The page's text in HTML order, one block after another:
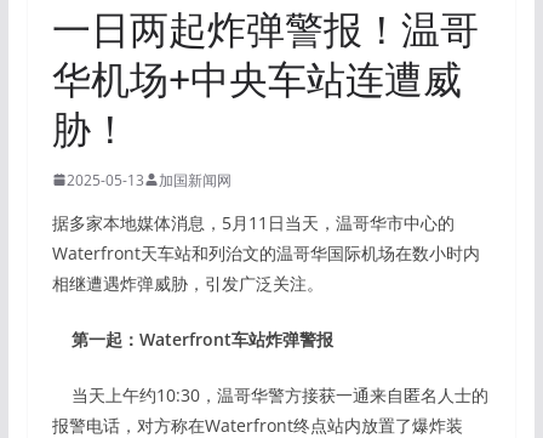
一日两起炸弹警报！温哥
华机场+中央车站连遭威
胁！
2025-05-13 加国新闻网
据多家本地媒体消息，5月11日当天，温哥华市中心的
Waterfront天车站和列治文的温哥华国际机场在数小时内
相继遭遇炸弹威胁，引发广泛关注。
第一起：Waterfront车站炸弹警报
当天上午约10:30，温哥华警方接获一通来自匿名人士的
报警电话，对方称在Waterfront终点站内放置了爆炸装